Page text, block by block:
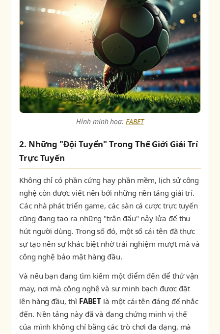
Hình minh hoạ:FABET
2. Những "Đội Tuyển" Trong Thế Giới Giải Trí
Trực Tuyến
Không chỉ có phần cứng hay phần mềm, lịch sử công
nghệ còn được viết nên bởi những nền tảng giải trí.
Các nhà phát triển game, các sàn cá cược trực tuyến
cũng đang tạo ra những "trận đấu" nảy lửa để thu
hút người dùng. Trong số đó, một số cái tên đã thực
sự tạo nên sự khác biệt nhờ trải nghiệm mượt mà và
công nghệ bảo mật hàng đầu.
Và nếu bạn đang tìm kiếm một điểm đến để thử vận
may, nơi mà công nghệ và sự minh bạch được đặt
lên hàng đầu, thì FABET là một cái tên đáng để nhắc
đến. Nền tảng này đã và đang chứng minh vị thế
của mình không chỉ bằng các trò chơi đa dạng, mà